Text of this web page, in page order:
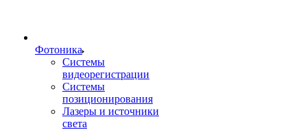
Фотоника
Cистемы
видеорегистрации
Системы
позиционирования
Лазеры и источники
света